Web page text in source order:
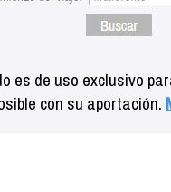
es de uso exclusivo
con su aportación.